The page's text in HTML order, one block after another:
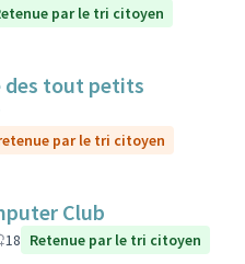
par le tri citoyen
des tout petits
par le tri citoyen
Club
18 Retenue par le tri citoyen